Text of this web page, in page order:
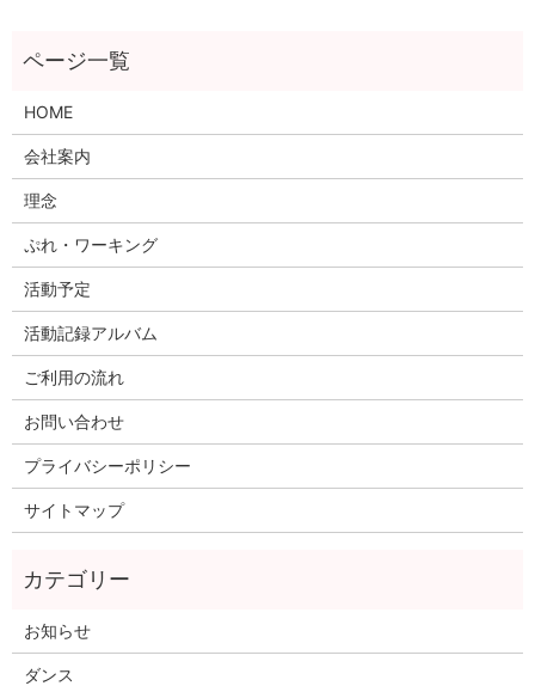
HOME
会社案内
理念
ぷれ・ワーキング
活動予定
活動記録アルバム
ご利用の流れ
お問い合わせ
プライバシーポリシー
サイトマップ
お知らせ
ダンス